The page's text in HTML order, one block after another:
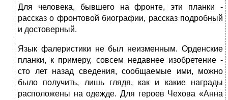
Для человека, бывшего на фронте, эти планки -
рассказ о фронтовой биографии, рассказ подробный
и достоверный.
Язык фалеристики не был неизменным. Орденские
планки, к примеру, совсем недавнее изобретение -
сто лет назад сведения, сообщаемые ими, можно
было получить, лишь глядя, как и какие награды
расположены на одежде. Для героев Чехова «Анна